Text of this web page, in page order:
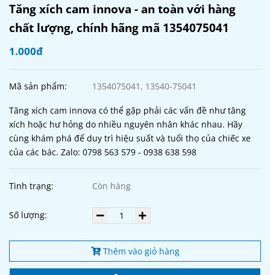
Tăng xích cam innova - an toàn với hàng
chất lượng, chính hãng mã 1354075041
1.000đ
Mã sản phẩm: 1354075041, 13540-75041
Tăng xích cam innova có thể gặp phải các vấn đề như tăng
xích hoặc hư hỏng do nhiều nguyên nhân khác nhau. Hãy
cùng khám phá để duy trì hiệu suất và tuổi thọ của chiếc xe
của các bác. Zalo: 0798 563 579 - 0938 638 598
Tình trạng: Còn hàng
Số lượng:
Thêm vào giỏ hàng